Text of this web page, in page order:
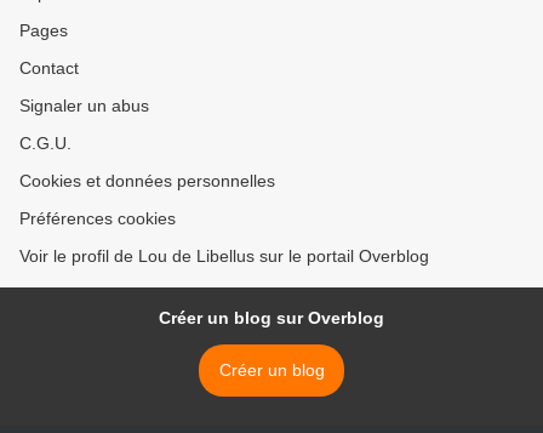
Pages
Contact
Signaler un abus
C.G.U.
Cookies et données personnelles
Préférences cookies
Voir le profil de Lou de Libellus sur le portail Overblog
Créer un blog sur Overblog
Créer un blog